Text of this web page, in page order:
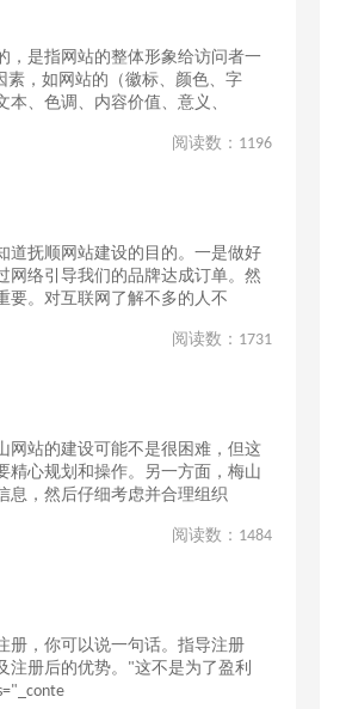
，是指网站的整体形象给访问者一
，如网站的（徽标、颜色、字
、色调、内容价值、意义、
阅读数： 1196
道抚顺网站建设的目的。一是做好
网络引导我们的品牌达成订单。然
要。对互联网了解不多的人不
阅读数： 1731
网站的建设可能不是很困难，但这
精心规划和操作。另一方面，梅山
息，然后仔细考虑并合理组织
阅读数： 1484
册，你可以说一句话。指导注册
注册后的优势。"这不是为了盈利